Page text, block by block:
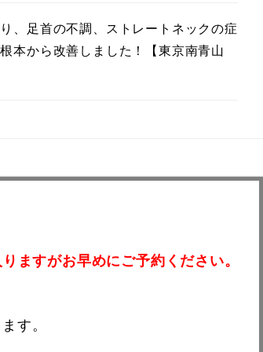
、足首の不調、ストレートネックの症
本から改善しました！【東京南青山
ますがお早めにご予約ください。
す。